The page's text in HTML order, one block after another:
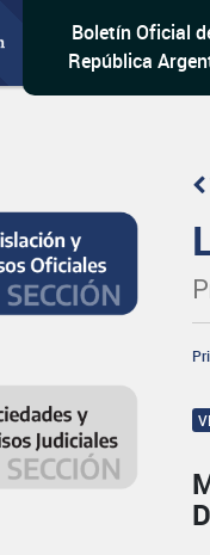
Boletín Oficial
República